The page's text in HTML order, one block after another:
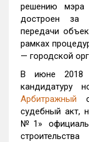
решению
достроен за
передачи
рамках
— городской
В июне 2018
кандидатуру
Арбитражный
судебный акт,
№1»